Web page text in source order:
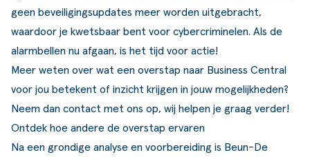
geen beveiligingsupdates meer worden uitgebracht,
waardoor je kwetsbaar bent voor cybercriminelen. Als de
alarmbellen nu afgaan, is het tijd voor actie!
Meer weten over wat een overstap naar Business Central
voor jou betekent of inzicht krijgen in jouw mogelijkheden?
Neem dan contact met ons op, wij helpen je graag verder!
Ontdek hoe andere de overstap ervaren
Na een grondige analyse en voorbereiding is Beun-De